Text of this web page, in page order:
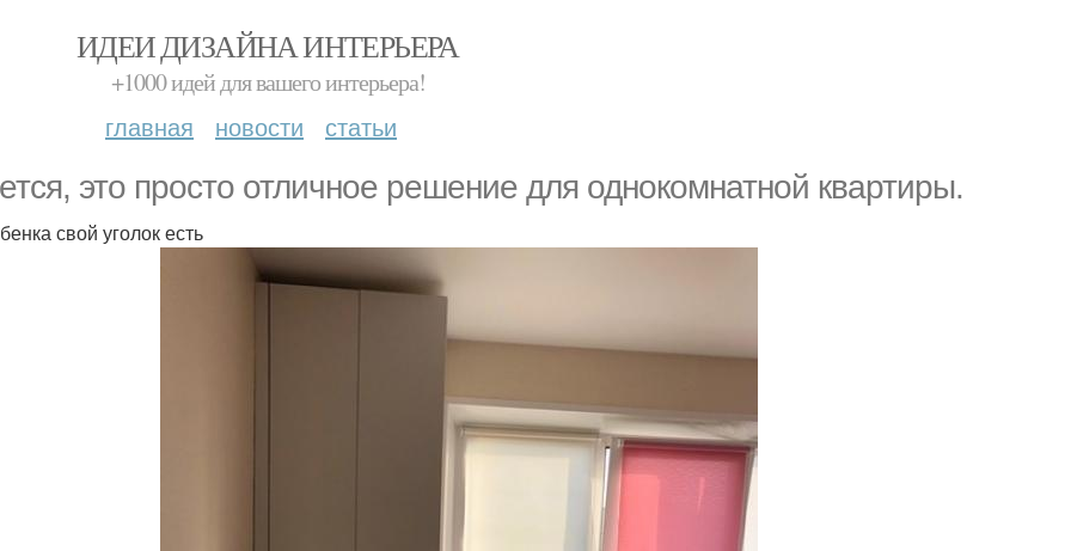
ИДЕИ ДИЗАЙНА ИНТЕРЬЕРА
+1000 идей для вашего интерьера!
главная новости статьи
это просто отличное решение для однокомнатной квартиры.
свой уголок есть